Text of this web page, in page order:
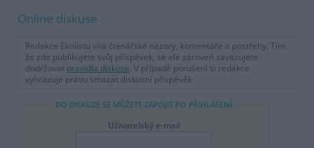
Online diskuse
Redakce Ekolistu vítá čtenářské názory, komentáře a postřehy. Tím,
že zde publikujete svůj příspěvek, se ale zároveň zavazujete
dodržovat pravidla diskuse. V případě porušení si redakce
vyhrazuje právo smazat diskusní příspěvěk
DO DISKUZE SE MŮŽETE ZAPOJIT PO PŘIHLÁŠENÍ
Uživatelský e-mail